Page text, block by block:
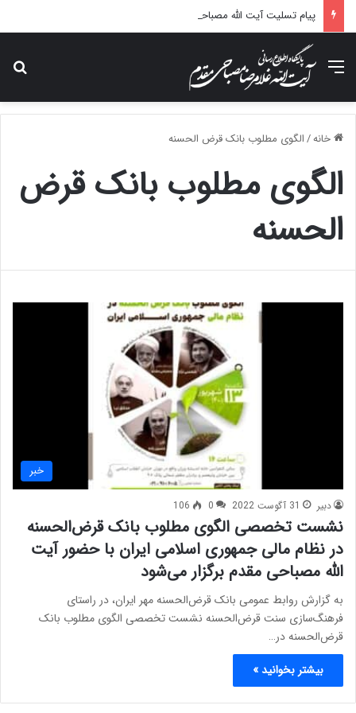
منو
خانه/الگوی مطلوب بانک قرض الحسنه
الگوی مطلوب بانک قرض
الحسنه
خبر
دبیر 31 آگوست 2022 0
106
نشست تخصصی الگوی مطلوب بانک قرض‌الحسنه
در نظام مالی جمهوری اسلامی ایران با حضور آیت
الله مصباحی مقدم برگزار می‌شود
به گزارش روابط عمومی بانک قرض‌الحسنه مهر ایران، در راستای
فرهنگ‌سازی سنت قرض‌الحسنه نشست تخصصی الگوی مطلوب بانک
قرض‌الحسنه در…
بیشتر بخوانید »